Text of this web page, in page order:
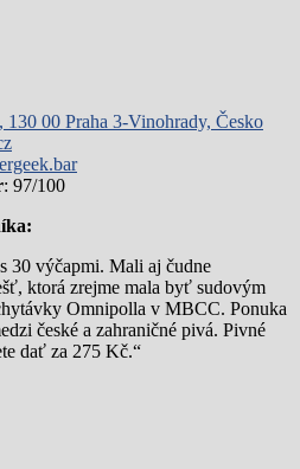
130 00 Praha 3-Vinohrady, Česko
: 97/100
30 výčapmi. Mali aj čudne
ktorá zrejme mala byť sudovým
Omnipolla v MBCC. Ponuka
české a zahraničné pivá. Pivné
dať za 275 Kč.“